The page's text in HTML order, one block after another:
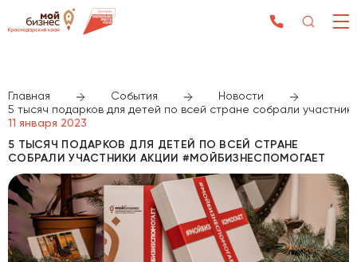
Главная События
Новости
5 тысяч подарков для детей по всей стране собрали
11 января 2023
5 ТЫСЯЧ ПОДАРКОВ ДЛЯ ДЕТЕЙ ПО ВСЕЙ СТРАНЕ
СОБРАЛИ УЧАСТНИКИ АКЦИИ #МОЙБИЗНЕСПОМОГАЕТ